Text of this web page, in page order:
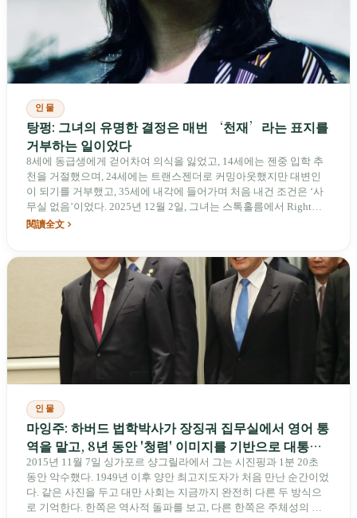
인물
탕펑: 그녀의 유명한 결정은 매번 ‘천재’라는 표지를
거부하는 일이었다
8세에 동급생에게 걷어차여 의식을 잃었고, 14세에는 젠중 입학 추
천을 거절했으며, 24세에는 트랜스젠더로 커밍아웃했지만 대변인
이 되기를 거부했고, 35세에 내각에 들어가며 처음 내건 조건은 ‘사
무실 없음’이었다. 2025년 12월 2일, 그녀는 스톡홀름에서 Right
Livelihood Award를 수상했다. 무대 위에서 그녀가 말한 것은 ‘나’가
閱讀全文
인물
마잉주: 하버드 법학박사가 장징궈 집무실에서 영어 통
역을 맡고, 8년 동안 '청렴' 이미지를 기반으로 대통령
직을 수행했으나 양안, 해바라기와 22K를 남긴 인물
2015년 11월 7일 싱가포르 샹그릴라에서 그는 시진핑과 1분 20초
동안 악수했다. 1949년 이후 양안 최고지도자가 처음 만난 순간이었
다. 같은 사진을 두고 대만 사회는 지금까지 완전히 다른 두 방식으
로 기억한다. 한쪽은 역사적 돌파를 보고, 다른 한쪽은 주체성의 양